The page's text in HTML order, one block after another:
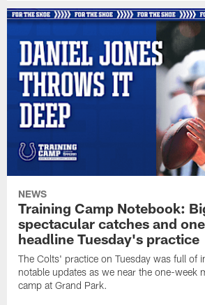
NEWS
Training Camp Notebook:
spectacular catches and
headline Tuesday's practice
The Colts' practice on Tuesday was full of
notable updates as we near the one-week
camp at Grand Park.